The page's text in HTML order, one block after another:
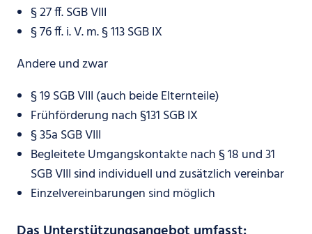
§ 27 ff. SGB VIII
§ 76 ff. i. V. m. § 113 SGB IX
Andere und zwar
§ 19 SGB VIII (auch beide Elternteile)
Frühförderung nach §131 SGB IX
§ 35a SGB VIII
Begleitete Umgangskontakte nach § 18 und 31
SGB VIII sind individuell und zusätzlich vereinbar
Einzelvereinbarungen sind möglich